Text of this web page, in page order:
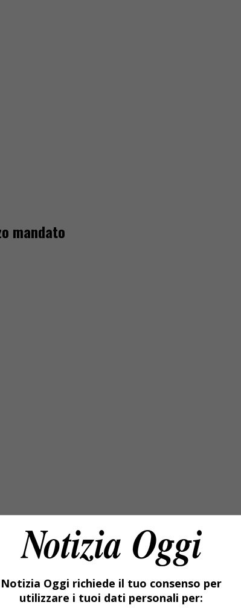
mandato
Notizia Oggi richiede il tuo consenso per
utilizzare i tuoi dati personali per: